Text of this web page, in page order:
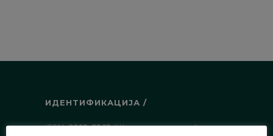
ИДЕНТИФИКАЦИЈА /
ISSN:0003-2565(Штампано издање)